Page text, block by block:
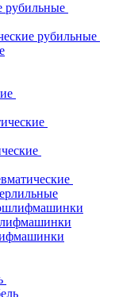
рубильные
рубильные